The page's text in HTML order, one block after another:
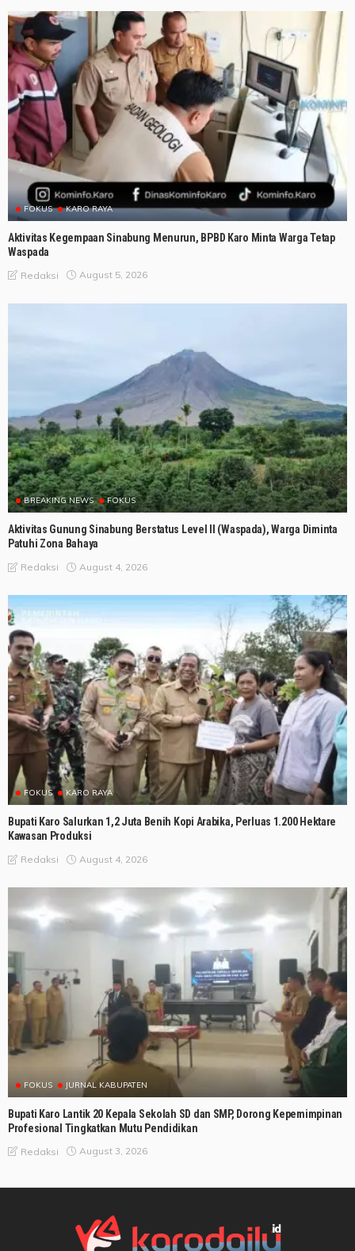
FOKUS KARO RAYA
Aktivitas Kegempaan Sinabung Menurun, BPBD Karo Minta Warga Tetap
Waspada
Redaksi August 5, 2026
BREAKING NEWS FOKUS
Aktivitas Gunung Sinabung Berstatus Level II (Waspada), Warga Diminta
Patuhi Zona Bahaya
Redaksi August 4, 2026
FOKUS KARO RAYA
Bupati Karo Salurkan 1,2 Juta Benih Kopi Arabika, Perluas 1.200 Hektare
Kawasan Produksi
Redaksi August 4, 2026
FOKUS JURNAL KABUPATEN
Bupati Karo Lantik 20 Kepala Sekolah SD dan SMP, Dorong Kepemimpinan
Profesional Tingkatkan Mutu Pendidikan
Redaksi August 3, 2026